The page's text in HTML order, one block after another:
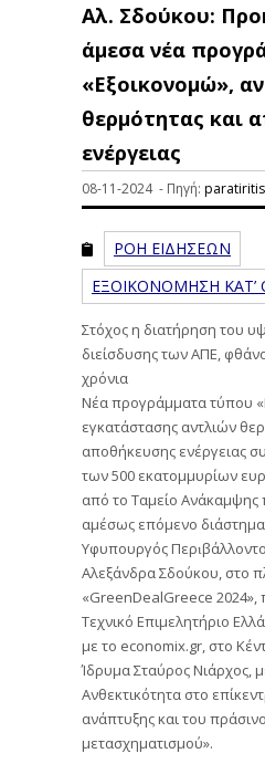
Αλ. Σδούκου:
άμεσα νέα
«Εξοικονομώ»,
θερμότητας και
ενέργειας
08-11-2024 - Πηγή:
ΡΟΗ ΕΙΔΗΣΕΩΝ
ΕΞΟΙΚΟΝΟΜΗΣΗ ΚΑΤ’
Στόχος η διατήρηση του
διείσδυσης των ΑΠΕ,
χρόνια
Νέα προγράμματα τύπου
εγκατάστασης αντλιών
αποθήκευσης ενέργειας
των 500 εκατομμυρίων
από το Ταμείο Ανάκαμψης
αμέσως επόμενο
Υφυπουργός
Αλεξάνδρα Σδούκου, στο
«GreenDealGreece 2024»,
Τεχνικό Επιμελητήριο
με το economix.gr, στο
Ίδρυμα Σταύρος Νιάρχος,
Ανθεκτικότητα στο
ανάπτυξης και του
μετασχηματισμού».